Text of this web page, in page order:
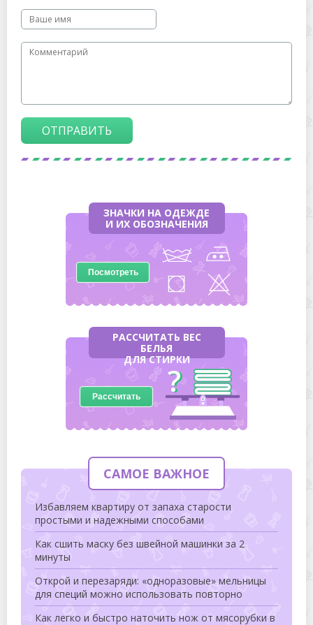
ОТПРАВИТЬ
ЗНАЧКИ НА ОДЕЖДЕ
И ИХ ОБОЗНАЧЕНИЯ
Посмотреть
РАССЧИТАТЬ ВЕС
БЕЛЬЯ
ДЛЯ СТИРКИ
Рассчитать
САМОЕ ВАЖНОЕ
Избавляем квартиру от запаха старости
простыми и надежными способами
Как сшить маску без швейной машинки за 2
минуты
Открой и перезаряди: «одноразовые» мельницы
для специй можно использовать повторно
Как легко и быстро наточить нож от мясорубки в